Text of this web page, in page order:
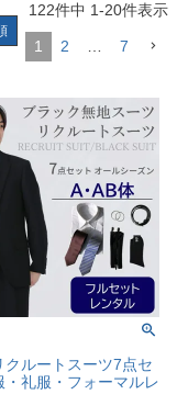
122件中 1-20件表示
1 2 … 7
クルートスーツ7点セ
・礼服・フォーマルレ